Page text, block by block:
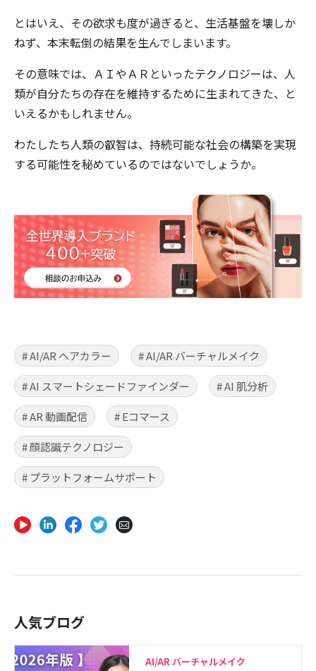
とはいえ、その欲求も度が過ぎると、生活基盤を壊しか
ねず、本末転倒の結果を生んでしまいます。
その意味では、ＡＩやＡＲといったテクノロジーは、人
類が自分たちの存在を維持するために生まれてきた、と
いえるかもしれません。
わたしたち人類の叡智は、持続可能な社会の構築を実現
する可能性を秘めているのではないでしょうか。
# AI/AR ヘアカラー # AI/AR バーチャルメイク
# AI スマートシェードファインダー # AI 肌分析
# AR 動画配信 # Eコマース
# 顔認識テクノロジー
# プラットフォームサポート
人気ブログ
AI/AR バーチャルメイク